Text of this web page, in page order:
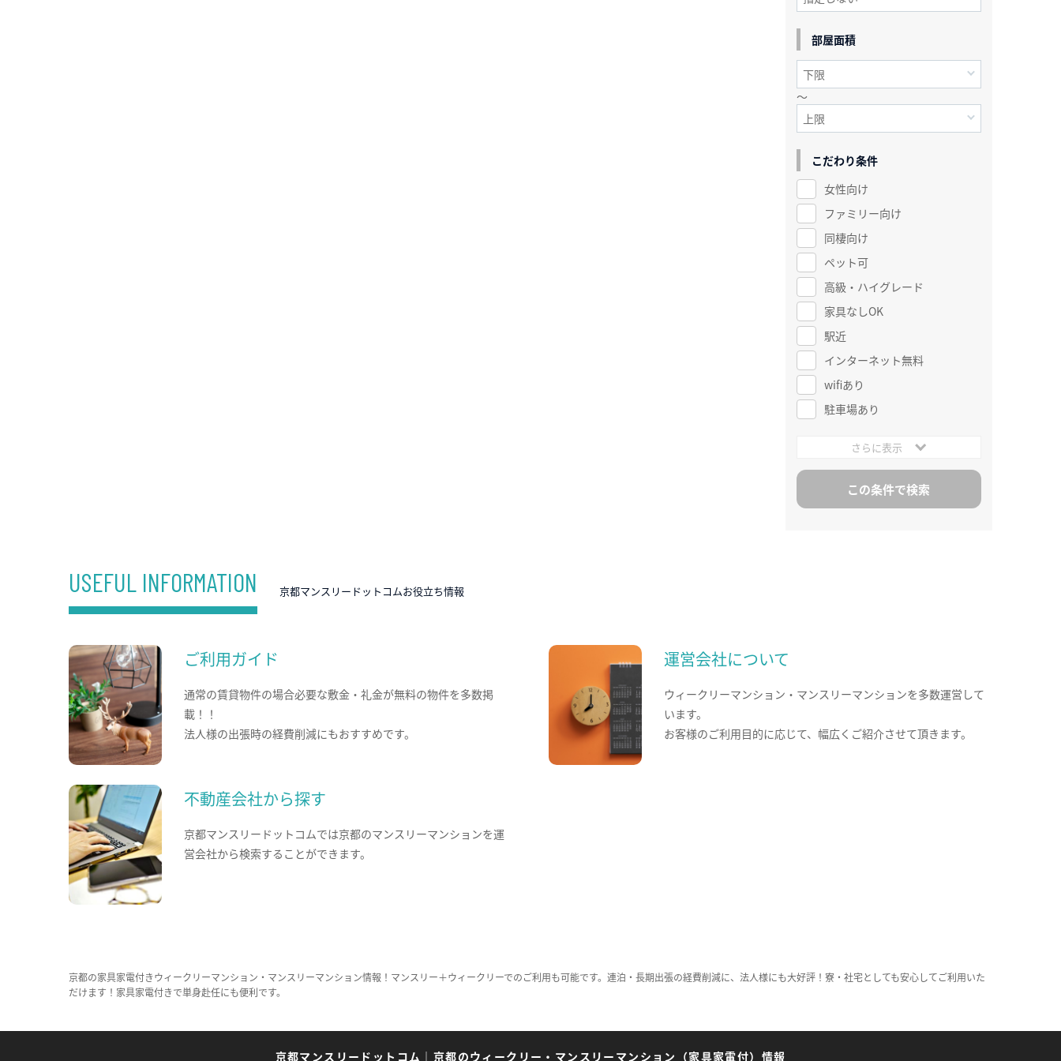
部屋面積
～
こだわり条件
女性向け
ファミリー向け
同棲向け
ペット可
高級・ハイグレード
家具なしOK
駅近
インターネット無料
wifiあり
駐車場あり
さらに表示
USEFUL INFORMATION 京都マンスリードットコムお役立ち情報
ご利用ガイド
通常の賃貸物件の場合必要な敷金・礼金が無料の物件を多数掲
載！！
法人様の出張時の経費削減にもおすすめです。
運営会社について
ウィークリーマンション・マンスリーマンションを多数運営して
います。
お客様のご利用目的に応じて、幅広くご紹介させて頂きます。
不動産会社から探す
京都マンスリードットコムでは京都のマンスリーマンションを運
営会社から検索することができます。
京都の家具家電付きウィークリーマンション・マンスリーマンション情報！マンスリー＋ウィークリーでのご利用も可能です。連泊・長期出張の経費削減に、法人様にも大好評！寮・社宅としても安心してご利用いた
だけます！家具家電付きで単身赴任にも便利です。
京都マンスリードットコム ｜ 京都のウィークリー・マンスリーマンション（家具家電付）情報